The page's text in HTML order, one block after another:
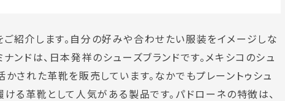
紹介します。自分の好みや合わせたい服装をイメージしな
ンドは、日本発祥のシューズブランドです。メキシコのシュ
された革靴を販売しています。なかでもプレーントゥシュ
る革靴として人気がある製品です。パドローネの特徴は、